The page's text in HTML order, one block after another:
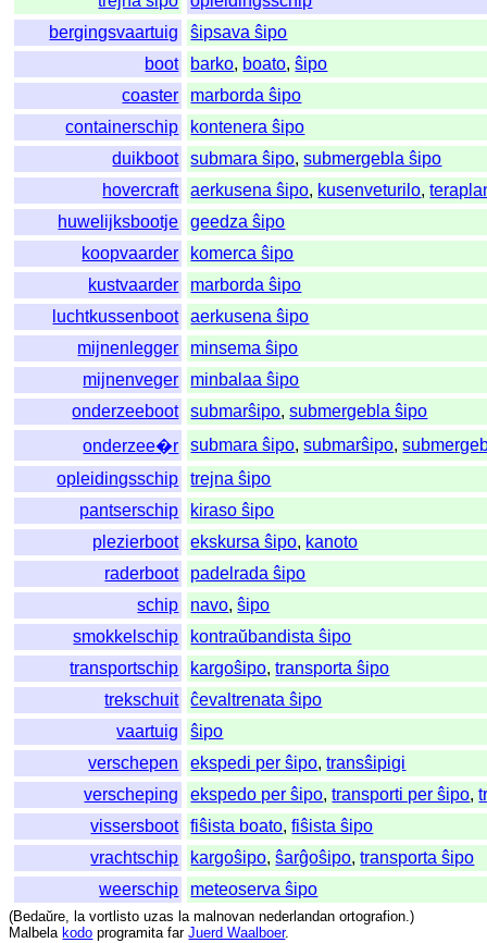
bergingsvaartuig
ŝipsava ŝipo
boot
barko, boato,ŝipo
coaster
marborda ŝipo
containerschip
kontenera ŝipo
duikboot
submara ŝipo,submergebla ŝipo
hovercraft
aerkusena ŝipo, kusenveturilo,
huwelijksbootje
geedza ŝipo
koopvaarder
komerca ŝipo
kustvaarder
marborda ŝipo
luchtkussenboot
aerkusena ŝipo
mijnenlegger
minsema ŝipo
mijnenveger
minbalaa ŝipo
onderzeeboot
submarŝipo,submergebla ŝipo
onderzee�r
submara ŝipo,submarŝipo,
opleidingsschip
trejna ŝipo
pantserschip
kiraso ŝipo
plezierboot
ekskursa ŝipo, kanoto
raderboot
padelrada ŝipo
schip
navo,ŝipo
smokkelschip
kontraŭbandista ŝipo
transportschip
kargoŝipo,transporta ŝipo
trekschuit
ĉevaltrenata ŝipo
vaartuig
ŝipo
verschepen
ekspedi per ŝipo,transŝipigi
verscheping
ekspedo per ŝipo,transporti per ŝipo,
vissersboot
fiŝista boato,fiŝista ŝipo
vrachtschip
kargoŝipo,ŝarĝoŝipo,transporta ŝipo
weerschip
meteoserva ŝipo
(Bedaŭre, la vortlisto uzas la malnovan nederlandan ortografion.)
Malbela kodo programita far Juerd Waalboer.